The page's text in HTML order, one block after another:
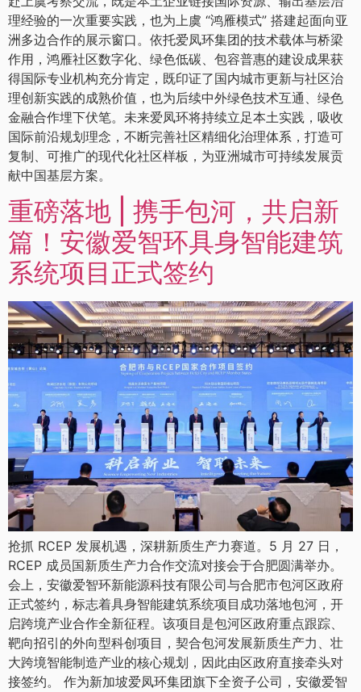
理经验的一次重要实践，也为上虞 “鸿雁模式” 搭建起面向亚
洲多边合作的展示窗口。依托爱凤环集团的技术载体与桥梁
作用，鸿雁社区数字化、绿色低碳、包容普惠的建设成果获
得国际专业机构充分肯定，既印证了国内城市更新与社区治
理创新实践的成熟价值，也为后续中外绿色技术互通、绿色
金融合作埋下伏笔。未来爱凤环将持续立足本土实践，吸收
国际前沿规划理念，不断完善社区精细化治理体系，打造可
复制、可推广的现代化社区样板，为亚洲城市可持续发展贡
献中国基层方案。
重磅落地 | 携手包河，共启新
篇！安徽爱智环具身智能建筑
系统项目正式签约
抢抓 RCEP 发展机遇，深耕新质生产力赛道。5 月 27 日，
RCEP 成员国新质生产力合作交流对接会于合肥圆满举办。
会上，安徽爱智环新能源科技有限公司与合肥市包河区政府
正式签约，标志着具身智能建筑系统项目成功落地包河，开
启跨境产业合作全新征程。该项目是包河区政府重点跟踪、
靶向招引的外向型科创项目，契合包河发展新质生产力、壮
大跨境智能制造产业的核心规划，因此由区政府直接牵头对
接签约。 作为新加坡爱凤环集团旗下全资子公司，安徽爱智